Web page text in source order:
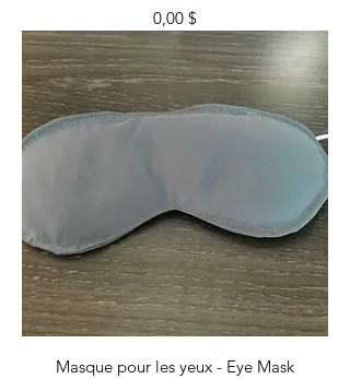
Prix
0,00 $
Masque pour les yeux - Eye Mask